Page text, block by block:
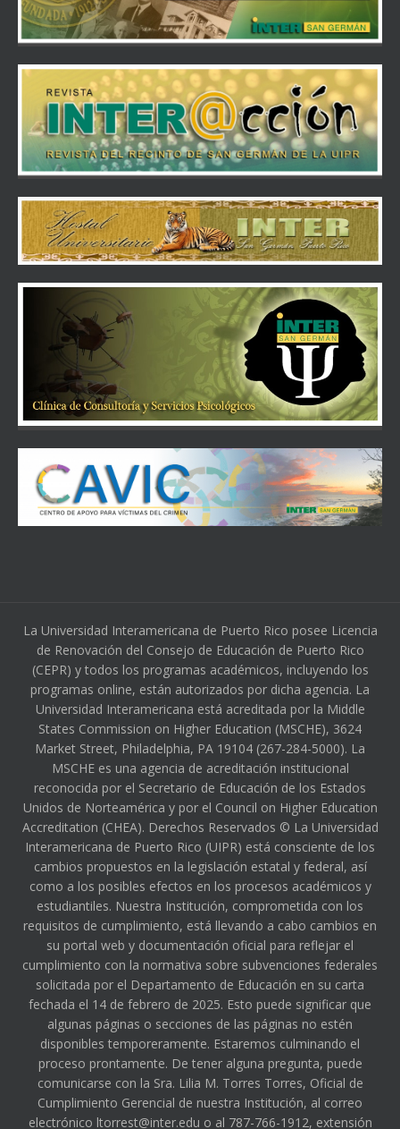
La Universidad Interamericana de Puerto Rico posee Licencia
de Renovación del Consejo de Educación de Puerto Rico
(CEPR) y todos los programas académicos, incluyendo los
programas online, están autorizados por dicha agencia. La
Universidad Interamericana está acreditada por la Middle
States Commission on Higher Education (MSCHE), 3624
Market Street, Philadelphia, PA 19104 (267-284-5000). La
MSCHE es una agencia de acreditación institucional
reconocida por el Secretario de Educación de los Estados
Unidos de Norteamérica y por el Council on Higher Education
Accreditation (CHEA). Derechos Reservados © La Universidad
Interamericana de Puerto Rico (UIPR) está consciente de los
cambios propuestos en la legislación estatal y federal, así
como a los posibles efectos en los procesos académicos y
estudiantiles. Nuestra Institución, comprometida con los
requisitos de cumplimiento, está llevando a cabo cambios en
su portal web y documentación oficial para reflejar el
cumplimiento con la normativa sobre subvenciones federales
solicitada por el Departamento de Educación en su carta
fechada el 14 de febrero de 2025. Esto puede significar que
algunas páginas o secciones de las páginas no estén
disponibles temporeramente. Estaremos culminando el
proceso prontamente. De tener alguna pregunta, puede
comunicarse con la Sra. Lilia M. Torres Torres, Oficial de
Cumplimiento Gerencial de nuestra Institución, al correo
electrónico ltorrest@inter.edu o al 787-766-1912, extensión